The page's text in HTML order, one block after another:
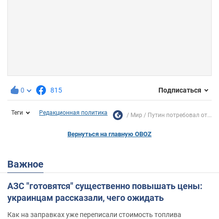
0 815 Подписаться
Теги Редакционная политика Мир Путин потребовал от...
Вернуться на главную OBOZ
Важное
АЗС "готовятся" существенно повышать цены:
украинцам рассказали, чего ожидать
Как на заправках уже переписали стоимость топлива